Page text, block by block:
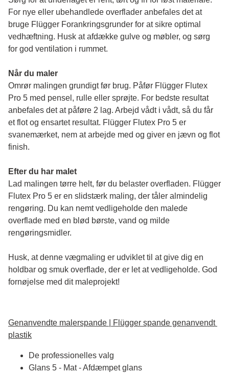
For nye eller ubehandlede overflader anbefales det at
bruge Flügger Forankringsgrunder for at sikre optimal
vedhæftning. Husk at afdække gulve og møbler, og sørg
for god ventilation i rummet.
Når du maler
Omrør malingen grundigt før brug. Påfør Flügger Flutex
Pro 5 med pensel, rulle eller sprøjte. For bedste resultat
anbefales det at påføre 2 lag. Arbejd vådt i vådt, så du får
et flot og ensartet resultat. Flügger Flutex Pro 5 er
svanemærket, nem at arbejde med og giver en jævn og flot
finish.
Efter du har malet
Lad malingen tørre helt, før du belaster overfladen. Flügger
Flutex Pro 5 er en slidstærk maling, der tåler almindelig
rengøring. Du kan nemt vedligeholde den malede
overflade med en blød børste, vand og milde
rengøringsmidler.
Husk, at denne vægmaling er udviklet til at give dig en
holdbar og smuk overflade, der er let at vedligeholde. God
fornøjelse med dit maleprojekt!
Genanvendte malerspande | Flügger spande genanvendt
plastik
De professionelles valg
Glans 5 - Mat - Afdæmpet glans